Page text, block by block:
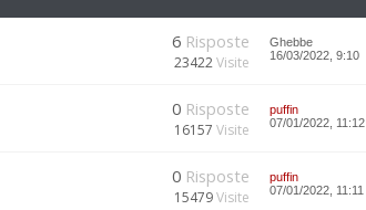
6 Risposte
23422Visite
Ghebbe
16/03/2022, 9:10
0 Risposte
16157 Visite
puffin
07/01/2022, 11:12
0 Risposte
15479Visite
puffin
07/01/2022, 11:11